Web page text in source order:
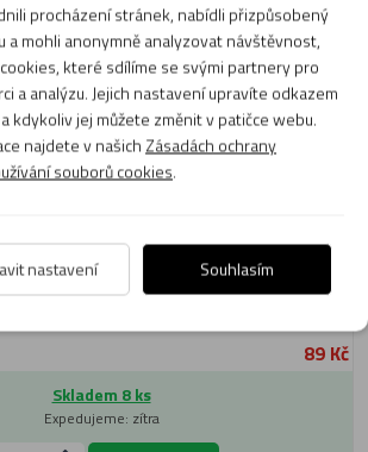
Vandoren SS 2 Bb Java
89 Kč
Skladem 8 ks
Expedujeme: zítra
procházení stránek, nabídli přizpůsobený
a mohli anonymně analyzovat návštěvnost,
které sdílíme se svými partnery pro
a analýzu. Jejich nastavení upravíte odkazem
kdykoliv jej můžete změnit v patičce webu.
najdete v našich Zásadách ochrany
souborů cookies.
nastavení Souhlasím